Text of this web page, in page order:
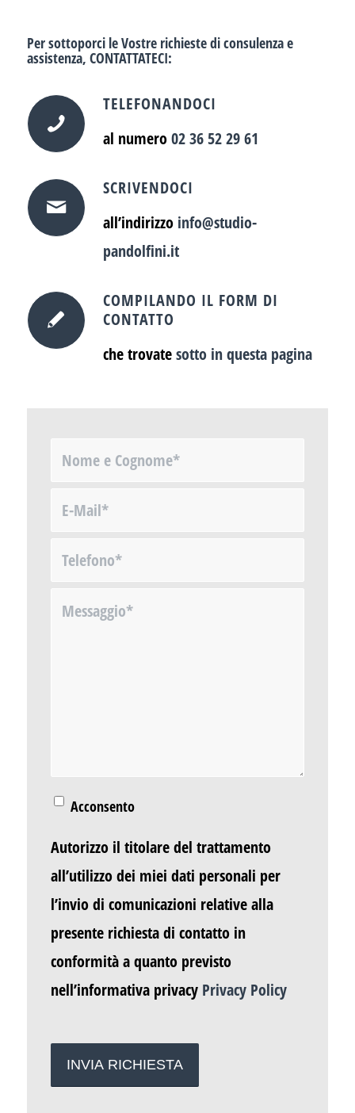
Per sottoporci le Vostre richieste di consulenza e
assistenza, CONTATTATECI:
TELEFONANDOCI
al numero02 36 52 29 61
SCRIVENDOCI
all’indirizzo info@studio-
pandolfini.it
COMPILANDO IL FORM DI
CONTATTO
che trovatesotto in questa pagina
Acconsento
Autorizzo il titolare del trattamento
all’utilizzo dei miei dati personali per
l’invio di comunicazioni relative alla
presente richiesta di contatto in
conformità a quanto previsto
nell’informativa privacy Privacy Policy